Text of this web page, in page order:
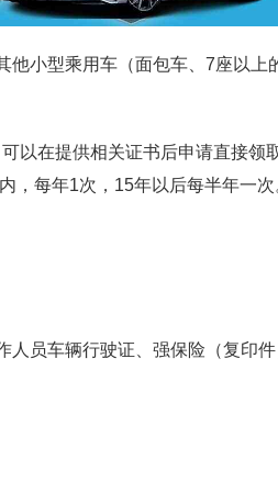
他小型乘用车（面包车、7座以上
以在提供相关证书后申请直接
，每年1次，15年以后每半年一次
人员车辆行驶证、强保险（复印